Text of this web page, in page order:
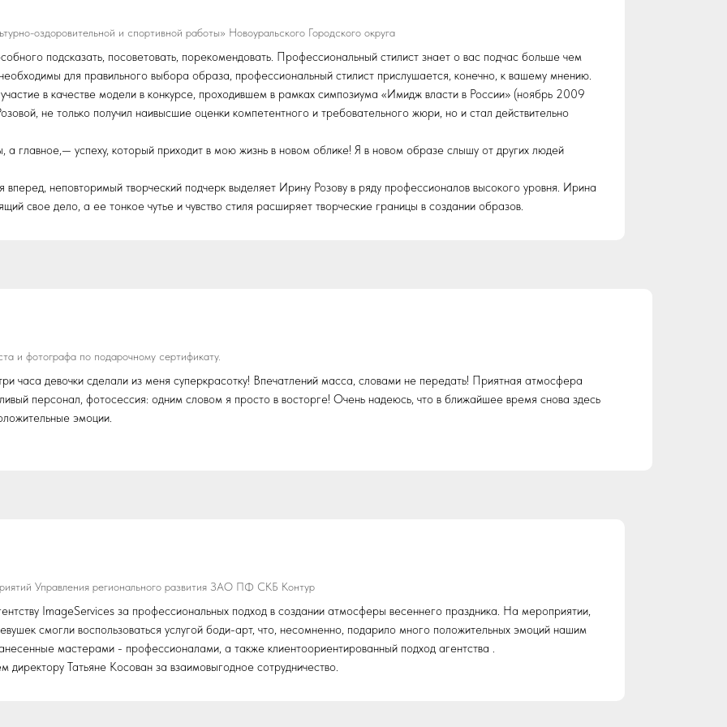
оздоровительной и спортивной работы» Новоуральского Городского округа
подсказать, посоветовать, порекомендовать. Профессиональный стилист знает о вас подчас больше чем
для правильного выбора образа, профессиональный стилист прислушается, конечно, к вашему мнению.
в качестве модели в конкурсе, проходившем в рамках симпозиума «Имидж власти в России» (ноябрь 2009
не только получил наивысшие оценки компетентного и требовательного жюри, но и стал действительно
а главное,— успеху, который приходит в мою жизнь в новом облике! Я в новом образе слышу от других людей
неповторимый творческий подчерк выделяет Ирину Розову в ряду профессионалов высокого уровня. Ирина
свое дело, а ее тонкое чутье и чувство стиля расширяет творческие границы в создании образов.
и фотографа по подарочному сертификату.
часа девочки сделали из меня суперкрасотку! Впечатлений масса, словами не передать! Приятная атмосфера
персонал, фотосессия: одним словом я просто в восторге! Очень надеюсь, что в ближайшее время снова здесь
эмоции.
Управления регионального развития ЗАО ПФ СКБ Контур
ImageServices за профессиональных подход в создании атмосферы весеннего праздника. На мероприятии,
смогли воспользоваться услугой боди-арт, что, несомненно, подарило много положительных эмоций нашим
мастерами - профессионалами, а также клиентоориентированный подход агентства .
Татьяне Косован за взаимовыгодное сотрудничество.